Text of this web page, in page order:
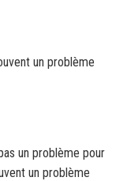
un problème
un problème pour
un problème